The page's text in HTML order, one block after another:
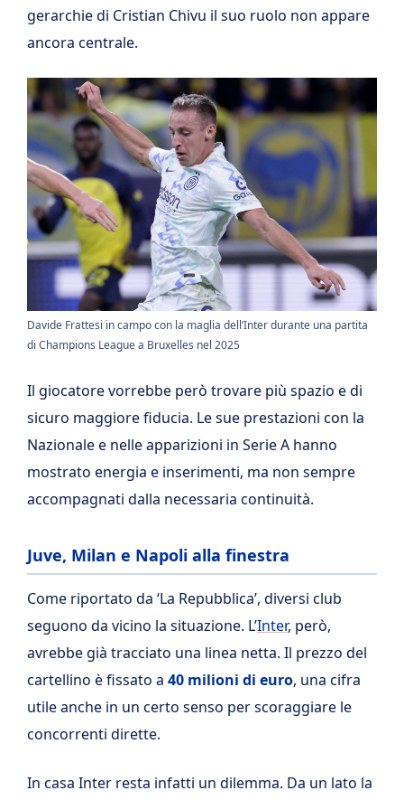
gerarchie di Cristian Chivu il suo ruolo non appare
ancora centrale.
Davide Frattesi in campo con la maglia dell’Inter durante una partita
di Champions League a Bruxelles nel 2025
Il giocatore vorrebbe però trovare più spazio e di
sicuro maggiore fiducia. Le sue prestazioni con la
Nazionale e nelle apparizioni in Serie A hanno
mostrato energia e inserimenti, ma non sempre
accompagnati dalla necessaria continuità.
Juve, Milan e Napoli alla finestra
Come riportato da ‘La Repubblica’, diversi club
seguono da vicino la situazione. L’Inter, però,
avrebbe già tracciato una linea netta. Il prezzo del
cartellino è fissato a 40 milioni di euro, una cifra
utile anche in un certo senso per scoraggiare le
concorrenti dirette.
In casa Inter resta infatti un dilemma. Da un lato la